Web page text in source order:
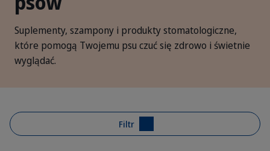
Suplementy, szampony i produkty stomatologiczne,
które pomogą Twojemu psu czuć się zdrowo i świetnie
wyglądać.
Filtr